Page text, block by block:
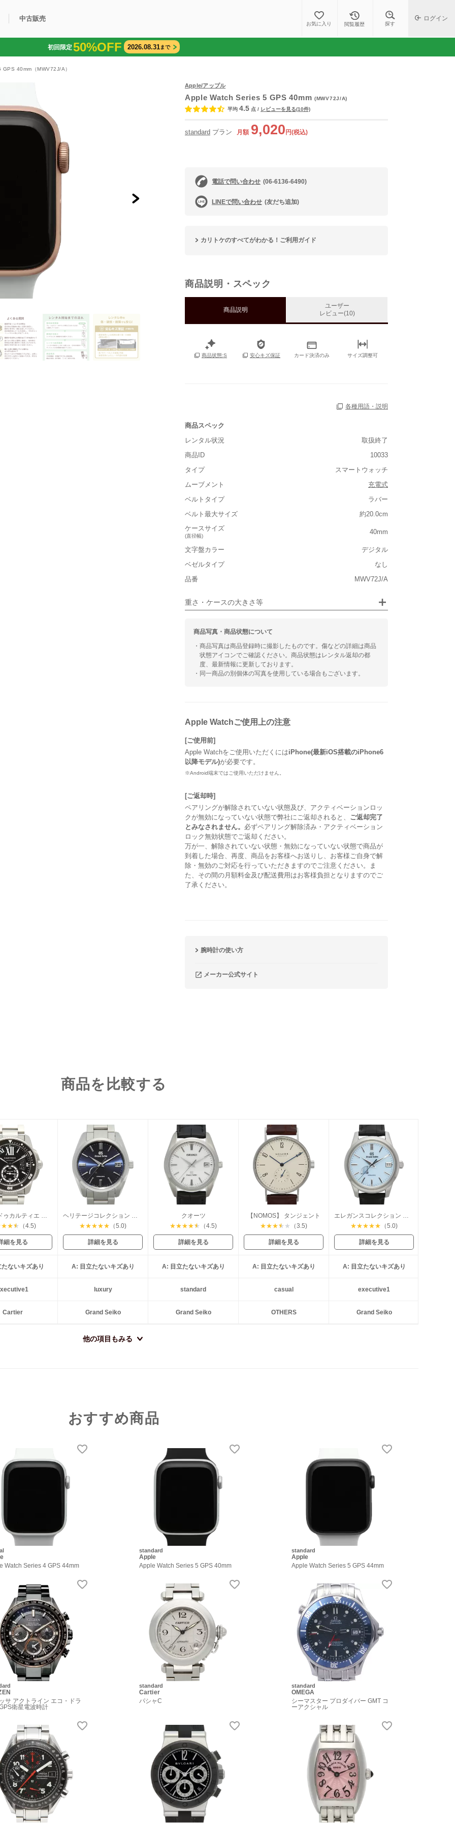
購入可能商品カリトケとは？
Q&A
中古販売
中古販売商品 ブランド一覧 中古販売について
お気に入り 閲覧履歴 探す
ログイン
初回限定50%OFF 2026.08.31まで
40mm（MWV72J/A）
Apple/アップル
Apple Watch Series 5 GPS 40mm (MWV72J/A)
平均 4.5 点 / レビューを見る(10件)
standard プラン 月額 9,020 円(税込)
電話で問い合わせ (06-6136-6490)
LINEで問い合わせ (友だち追加)
カリトケのすべてがわかる！ご利用ガイド
商品説明・スペック
商品説明
ユーザー
レビュー(10)
商品状態:S 安心キズ保証 カード決済のみ サイズ調整可
各種用語・説明
商品スペック
レンタル状況
取扱終了
商品ID
10033
タイプ
スマートウォッチ
ムーブメント
充電式
ベルトタイプ
ラバー
ベルト最大サイズ
約20.0cm
ケースサイズ
(直径幅)
40mm
文字盤カラー
デジタル
ベゼルタイプ
なし
品番
MWV72J/A
重さ・ケースの大きさ等
■重さ(ベルト込み)
■ケースの大きさ
小さい 大きい
■装飾感
■向いているシチュエーション
カジュアル
商品写真・商品状態について
・商品写真は商品登録時に撮影したものです。傷などの詳細は商品
状態アイコンでご確認ください。商品状態はレンタル返却の都
度、最新情報に更新しております。
・同一商品の別個体の写真を使用している場合もございます。
Apple Watchご使用上の注意
[ご使用前]
Apple Watchをご使用いただくにはiPhone(最新iOS搭載のiPhone6
以降モデル)が必要です。
※Android端末ではご使用いただけません。
[ご返却時]
ペアリングが解除されていない状態及び、アクティベーションロッ
クが無効になっていない状態で弊社にご返却されると、 ご返却完了
とみなされません。 必ずペアリング解除済み・アクティベーション
ロック無効状態でご返却ください。
万が一、解除されていない状態・無効になっていない状態で商品が
到着した場合、再度、商品をお客様へお送りし、お客様ご自身で解
除・無効のご対応を行っていただきますのでご注意ください。ま
た、その間の月額料金及び配送費用はお客様負担となりますのでご
了承ください。
腕時計の使い方
メーカー公式サイト
商品を比較する
カリブルドゥカルティエ ダイバー
★★★ （4.5)
細を見る
ヘリテージコレクション スプリングドライブ
★★★★★ （5.0)
詳細を見る
クオーツ
★★★★★ （4.5)
詳細を見る
【NOMOS】 タンジェント
★★★★ ★ （3.5)
詳細を見る
エレガンスコレクション スプリングドライブ
★★★★★ （5.0)
詳細を見る
ないキズあり A: 目立たないキズあり A: 目立たないキズあり A: 目立たないキズあり A: 目立たないキズあり
luxury standard casual executive1
Cartier Grand Seiko Grand Seiko OTHERS Grand Seiko
他の項目もみる
おすすめ商品
Watch Series 4 GPS 44mm
standard
Apple
Apple Watch Series 5 GPS 40mm
standard
Apple
Apple Watch Series 5 GPS 44mm
サ アクトライン エコ・ドラ
衛星電波時計
standard
Cartier
パシャC
standard
OMEGA
シーマスター プロダイバー GMT コ
ーアクシャル